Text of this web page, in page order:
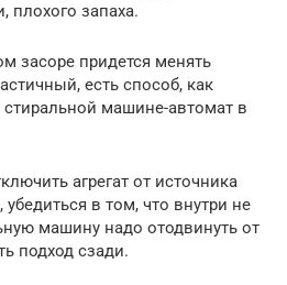
плохого запаха.
засоре придется менять
есть способ, как
стиральной машине-автомат в
агрегат от источника
убедиться в том, что внутри не
машину надо отодвинуть от
подход сзади.